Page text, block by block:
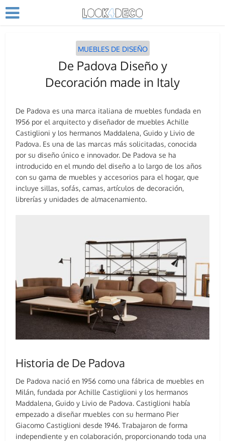
MUEBLES DE DISEÑO
De Padova Diseño y
Decoración made in Italy
De Padova es una marca italiana de muebles fundada en
1956 por el arquitecto y diseñador de muebles Achille
Castiglioni y los hermanos Maddalena, Guido y Livio de
Padova. Es una de las marcas más solicitadas, conocida
por su diseño único e innovador. De Padova se ha
introducido en el mundo del diseño a lo largo de los años
con su gama de muebles y accesorios para el hogar, que
incluye sillas, sofás, camas, artículos de decoración,
librerías y unidades de almacenamiento.
Historia de De Padova
De Padova nació en 1956 como una fábrica de muebles en
Milán, fundada por Achille Castiglioni y los hermanos
Maddalena, Guido y Livio de Padova. Castiglioni había
empezado a diseñar muebles con su hermano Pier
Giacomo Castiglioni desde 1946. Trabajaron de forma
independiente y en colaboración, proporcionando toda una